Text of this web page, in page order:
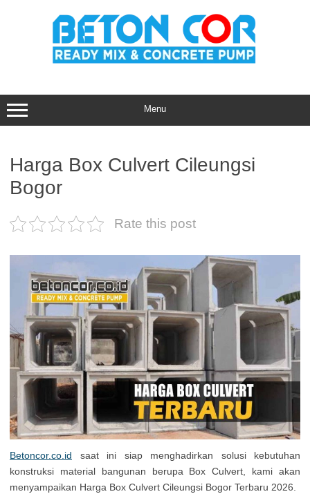
Menu
Harga Box Culvert Cileungsi
Bogor
Rate this post
Betoncor.co.id saat ini siap menghadirkan solusi kebutuhan
konstruksi material bangunan berupa Box Culvert, kami akan
menyampaikan Harga Box Culvert Cileungsi Bogor Terbaru 2026.